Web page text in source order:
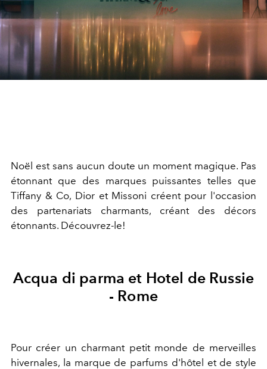
Noël est sans aucun doute un moment magique. Pas
étonnant que des marques puissantes telles que
Tiffany & Co, Dior et Missoni créent pour l'occasion
des partenariats charmants, créant des décors
étonnants. Découvrez-le!
Acqua di parma et Hotel de Russie
- Rome
Pour créer un charmant petit monde de merveilles
hivernales, la marque de parfums d'hôtel et de style